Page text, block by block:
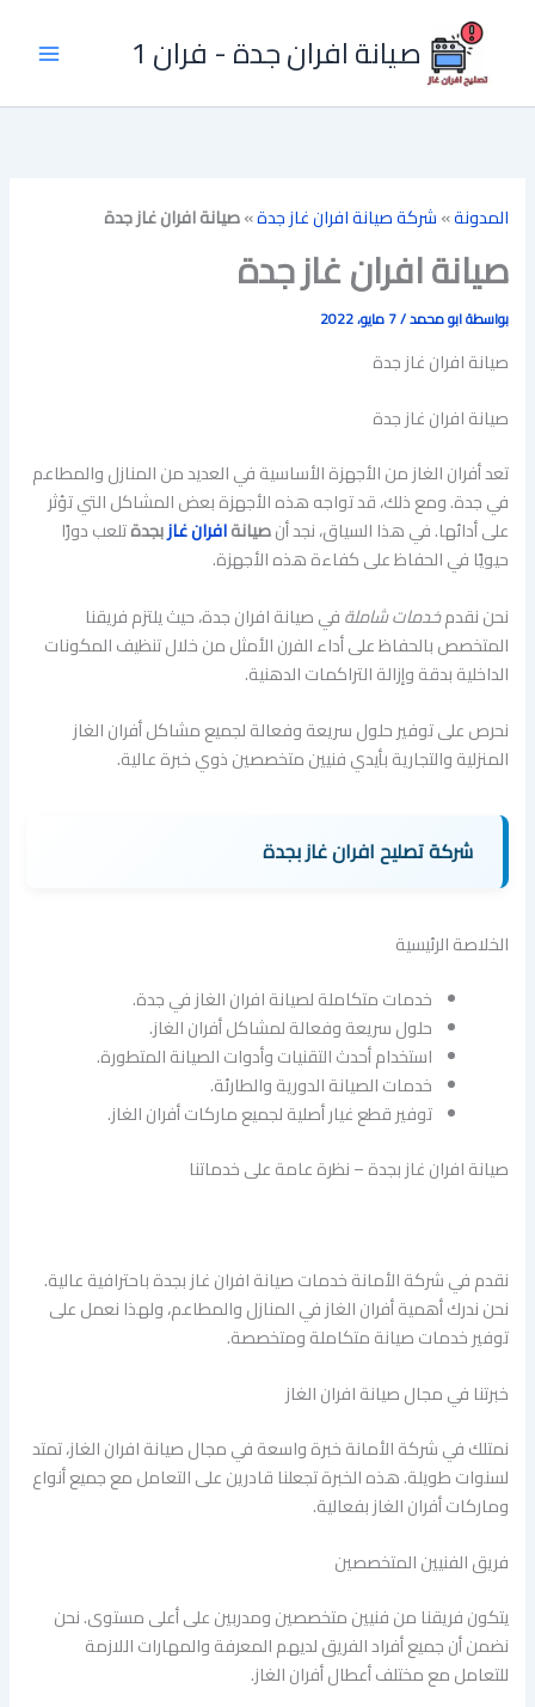
المحتوى
صيانة افران جدة - فران 1
المدونة»شركة صيانة افران غاز جدة»صيانة افران غاز جدة
صيانة افران غاز جدة
بواسطةابو محمد/7 مايو، 2022
صيانة افران غاز جدة
صيانة افران غاز جدة
تعد أفران الغاز من الأجهزة الأساسية في العديد من المنازل والمطاعم
في جدة. ومع ذلك، قد تواجه هذه الأجهزة بعض المشاكل التي تؤثر
على أدائها. في هذا السياق، نجد أنصيانةافران غازبجدةتلعب دورًا
حيويًا في الحفاظ على كفاءة هذه الأجهزة.
نحن نقدمخدمات شاملةفي صيانة افران جدة، حيث يلتزم فريقنا
المتخصص بالحفاظ على أداء الفرن الأمثل من خلال تنظيف المكونات
الداخلية بدقة وإزالة التراكمات الدهنية.
نحرص على توفير حلول سريعة وفعالة لجميع مشاكل أفران الغاز
المنزلية والتجارية بأيدي فنيين متخصصين ذوي خبرة عالية.
شركة تصليح افران غاز بجدة
الخلاصة الرئيسية
خدمات متكاملة لصيانة افران الغاز في جدة.
حلول سريعة وفعالة لمشاكل أفران الغاز.
استخدام أحدث التقنيات وأدوات الصيانة المتطورة.
خدمات الصيانة الدورية والطارئة.
توفير قطع غيار أصلية لجميع ماركات أفران الغاز.
صيانة افران غاز بجدة – نظرة عامة على خدماتنا
نقدم في شركة الأمانة خدمات صيانة افران غاز بجدة باحترافية عالية.
نحن ندرك أهمية أفران الغاز في المنازل والمطاعم، ولهذا نعمل على
توفير خدمات صيانة متكاملة ومتخصصة.
خبرتنا في مجال صيانة افران الغاز
نمتلك في شركة الأمانة خبرة واسعة في مجال صيانة افران الغاز، تمتد
لسنوات طويلة. هذه الخبرة تجعلنا قادرين على التعامل مع جميع أنواع
وماركات أفران الغاز بفعالية.
فريق الفنيين المتخصصين
يتكون فريقنا من فنيين متخصصين ومدربين على أعلى مستوى. نحن
نضمن أن جميع أفراد الفريق لديهم المعرفة والمهارات اللازمة
للتعامل مع مختلف أعطال أفران الغاز.